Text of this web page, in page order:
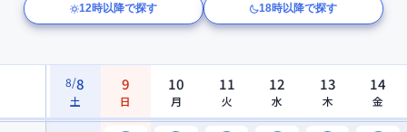
12時以降で探す 18時以降で探す
8/8
土
9
日
10
月
11
火
12
水
13
木
14
金
15:15
15:30